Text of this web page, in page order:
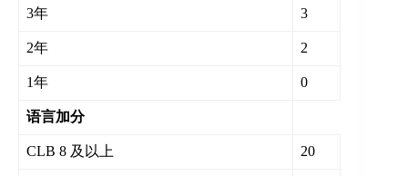
3年 3
2年 2
1年 0
语言加分
CLB 8 及以上 20